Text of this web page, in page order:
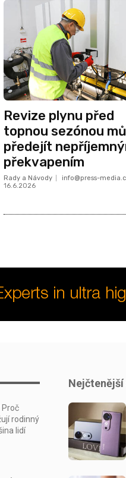
Revize plynu před
topnou sezónou
předejít
překvapením
Rady a Návody info@press-
16.6.2026
Proč
rodinný
lidí
Nejčtenější